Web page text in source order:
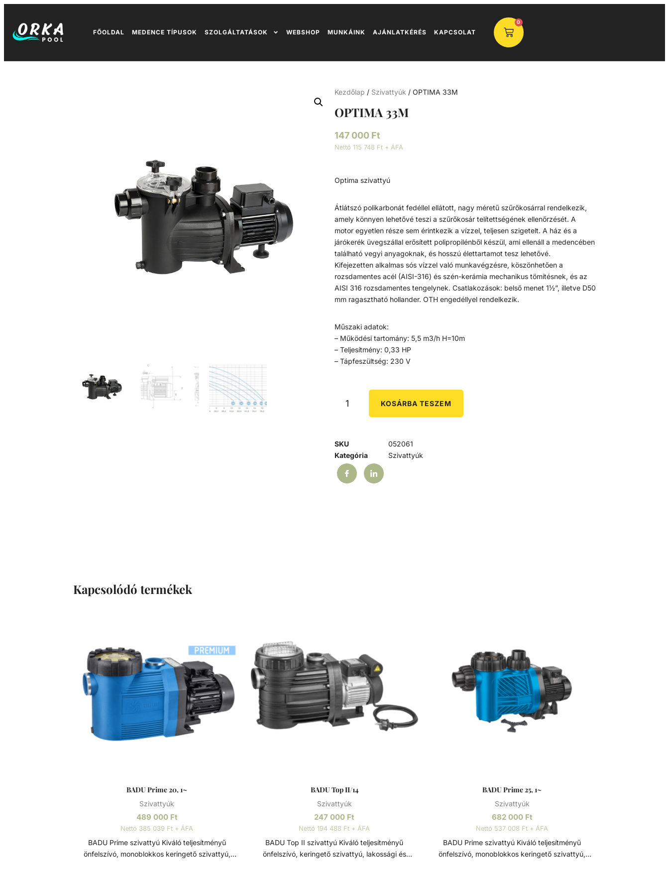
FŐOLDAL MEDENCE TÍPUSOK SZOLGÁLTATÁSOK WEBSHOP MUNKÁINK AJÁNLATKÉRÉS KAPCSOLAT
0
Kezdőlap / Szivattyúk / OPTIMA 33M
OPTIMA 33M
147 000 Ft
Nettó 115 748 Ft + ÁFA
Optima szivattyú
Átlátszó polikarbonát fedéllel ellátott, nagy méretű szűrőkosárral rendelkezik,
amely könnyen lehetővé teszi a szűrőkosár telítettségének ellenőrzését. A
motor egyetlen része sem érintkezik a vízzel, teljesen szigetelt. A ház és a
járókerék üvegszállal erősített polipropilénből készül, ami ellenáll a medencében
található vegyi anyagoknak, és hosszú élettartamot tesz lehetővé.
Kifejezetten alkalmas sós vízzel való munkavégzésre, köszönhetően a
rozsdamentes acél (AISI-316) és szén-kerámia mechanikus tömítésnek, és az
AISI 316 rozsdamentes tengelynek. Csatlakozások: belső menet 1½”, illetve D50
mm ragasztható hollander. OTH engedéllyel rendelkezik.
Műszaki adatok:
– Működési tartomány: 5,5 m3/h H=10m
– Teljesítmény: 0,33 HP
– Tápfeszültség: 230 V
KOSÁRBA TESZEM
SKU
052061
Kategória
Szivattyúk
Kapcsolódó termékek
BADU Prime 20, 1~
Szivattyúk
489 000 Ft
Nettó 385 039 Ft + ÁFA
BADU Prime szivattyú Kiváló teljesítményű
önfelszívó, monoblokkos keringető szivattyú,
BADU Top II/14
Szivattyúk
247 000 Ft
Nettó 194 488 Ft + ÁFA
BADU Top II szivattyú Kiváló teljesítményű
önfelszívó, keringető szivattyú, lakossági és
BADU Prime 25, 1~
Szivattyúk
682 000 Ft
Nettó 537 008 Ft + ÁFA
BADU Prime szivattyú Kiváló teljesítményű
önfelszívó, monoblokkos keringető szivattyú,